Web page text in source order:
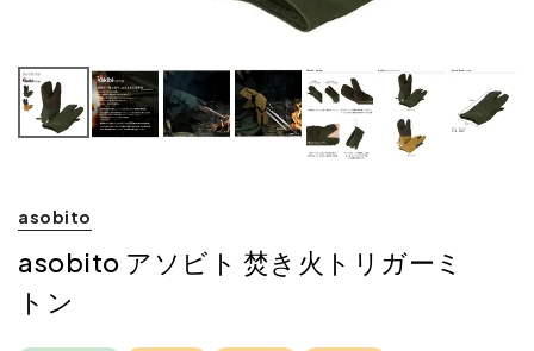
asobito
asobito アソビト 焚き火トリガーミ
トン